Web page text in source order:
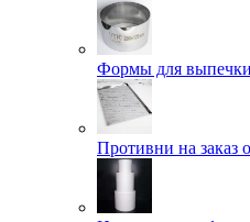
Формы для выпечки
Противни на заказ